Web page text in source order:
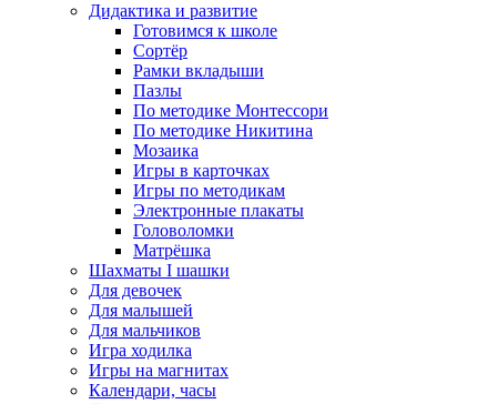
Дидактика и развитие
Готовимся к школе
Сортёр
Рамки вкладыши
Пазлы
По методике Монтессори
По методике Никитина
Мозаика
Игры в карточках
Игры по методикам
Электронные плакаты
Головоломки
Матрёшка
Шахматы I шашки
Для девочек
Для малышей
Для мальчиков
Игра ходилка
Игры на магнитах
Календари, часы